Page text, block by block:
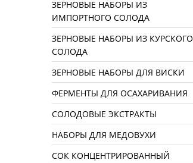
ЗЕРНОВЫЕ НАБОРЫ ИЗ
ИМПОРТНОГО СОЛОДА
ЗЕРНОВЫЕ НАБОРЫ ИЗ КУРСКОГО
СОЛОДА
ЗЕРНОВЫЕ НАБОРЫ ДЛЯ ВИСКИ
ФЕРМЕНТЫ ДЛЯ ОСАХАРИВАНИЯ
СОЛОДОВЫЕ ЭКСТРАКТЫ
НАБОРЫ ДЛЯ МЕДОВУХИ
СОК КОНЦЕНТРИРОВАННЫЙ